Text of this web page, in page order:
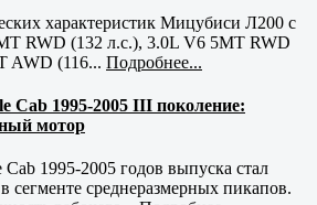
характеристик Мицубиси Л200 с
RWD (132 л.с.), 3.0L V6 5MT RWD
AWD (116... Подробнее...
Cab 1995-2005 III поколение:
мотор
1995-2005 годов выпуска стал
среднеразмерных пикапов.